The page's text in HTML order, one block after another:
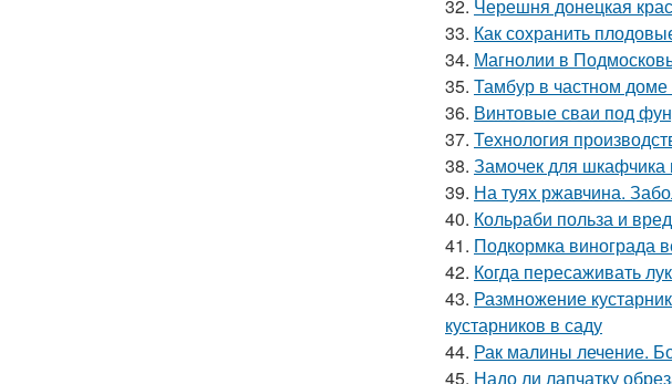
32. Черешня донецкая
33. Как сохранить
34. Магнолии в
35. Тамбур в частном
36. Винтовые сваи под
37. Технология
38. Замочек для шкафчика
39. На туях ржавчина.
40. Кольраби польза и
41. Подкормка винограда
42. Когда пересаживать
43. Размножение
кустарников в саду
44. Рак малины лечение.
45. Надо ли лапчатку